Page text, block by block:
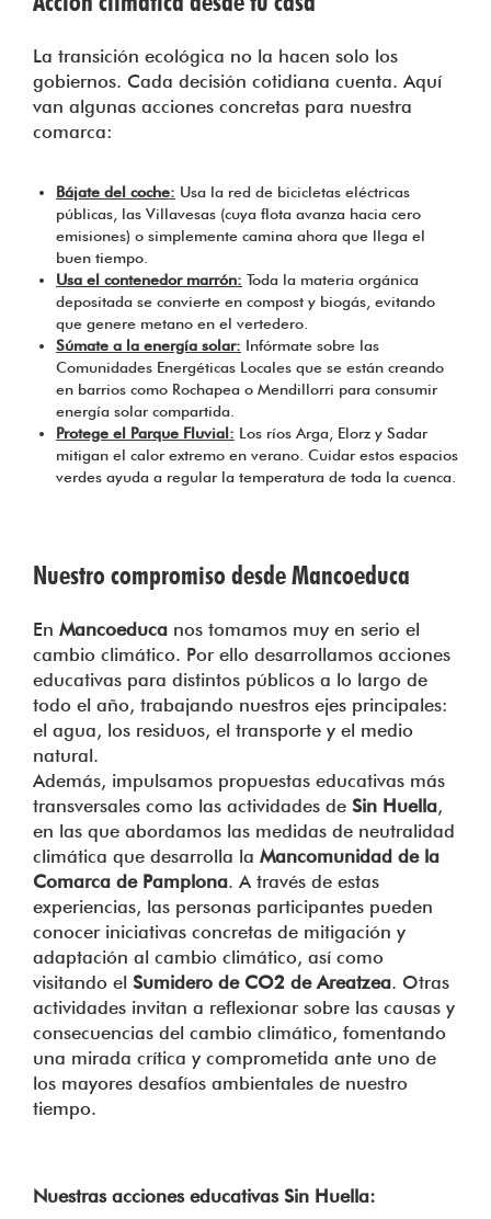
La transición ecológica no la hacen solo los
gobiernos. Cada decisión cotidiana cuenta. Aquí
van algunas acciones concretas para nuestra
comarca:
Bájate del coche: Usa la red de bicicletas eléctricas
públicas, las Villavesas (cuya flota avanza hacia cero
emisiones) o simplemente camina ahora que llega el
buen tiempo.
Usa el contenedor marrón: Toda la materia orgánica
depositada se convierte en compost y biogás, evitando
que genere metano en el vertedero.
Súmate a la energía solar: Infórmate sobre las
Comunidades Energéticas Locales que se están creando
en barrios como Rochapea o Mendillorri para consumir
energía solar compartida.
Protege el Parque Fluvial: Los ríos Arga, Elorz y Sadar
mitigan el calor extremo en verano. Cuidar estos espacios
verdes ayuda a regular la temperatura de toda la cuenca.
Nuestro compromiso desde Mancoeduca
En Mancoeduca nos tomamos muy en serio el
cambio climático. Por ello desarrollamos acciones
educativas para distintos públicos a lo largo de
todo el año, trabajando nuestros ejes principales:
el agua, los residuos, el transporte y el medio
natural.
Además, impulsamos propuestas educativas más
transversales como las actividades de Sin Huella,
en las que abordamos las medidas de neutralidad
climática que desarrolla la Mancomunidad de la
Comarca de Pamplona. A través de estas
experiencias, las personas participantes pueden
conocer iniciativas concretas de mitigación y
adaptación al cambio climático, así como
visitando el Sumidero de CO2 de Areatzea. Otras
actividades invitan a reflexionar sobre las causas y
consecuencias del cambio climático, fomentando
una mirada crítica y comprometida ante uno de
los mayores desafíos ambientales de nuestro
tiempo.
Nuestras acciones educativas Sin Huella: